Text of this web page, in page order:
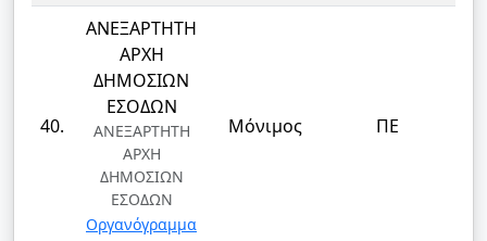
40.
ΑΝΕΞΑΡΤΗΤΗ
ΑΡΧΗ
ΔΗΜΟΣΙΩΝ
ΕΣΟΔΩΝ
ΑΝΕΞΑΡΤΗΤΗ
ΑΡΧΗ
ΔΗΜΟΣΙΩΝ
ΕΣΟΔΩΝ
Οργανόγραμμα
Μόνιμος ΠΕ